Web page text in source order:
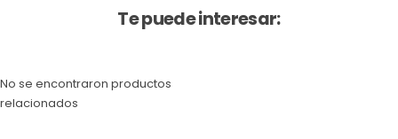
Te puede interesar:
No se encontraron productos
relacionados